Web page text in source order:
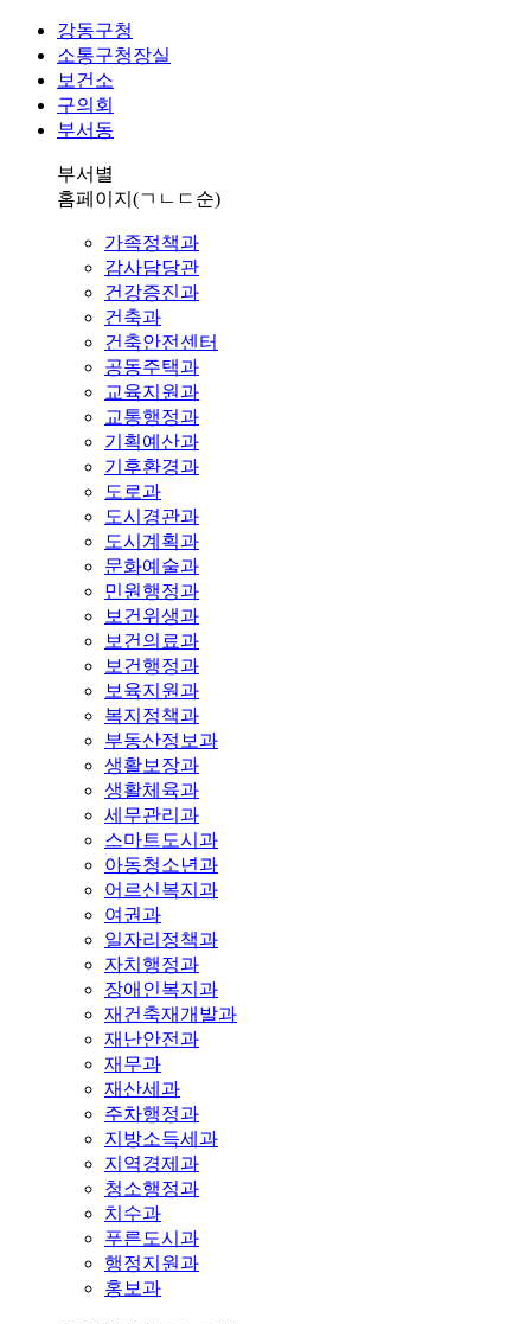
강동구청
소통구청장실
보건소
구의회
부서동
부서별
홈페이지 (ㄱㄴㄷ순)
가족정책과
감사담당관
건강증진과
건축과
건축안전센터
공동주택과
교육지원과
교통행정과
기획예산과
기후환경과
도로과
도시경관과
도시계획과
문화예술과
민원행정과
보건위생과
보건의료과
보건행정과
보육지원과
복지정책과
부동산정보과
생활보장과
생활체육과
세무관리과
스마트도시과
아동청소년과
어르신복지과
여권과
일자리정책과
자치행정과
장애인복지과
재건축재개발과
재난안전과
재무과
재산세과
주차행정과
지방소득세과
지역경제과
청소행정과
치수과
푸른도시과
행정지원과
홍보과